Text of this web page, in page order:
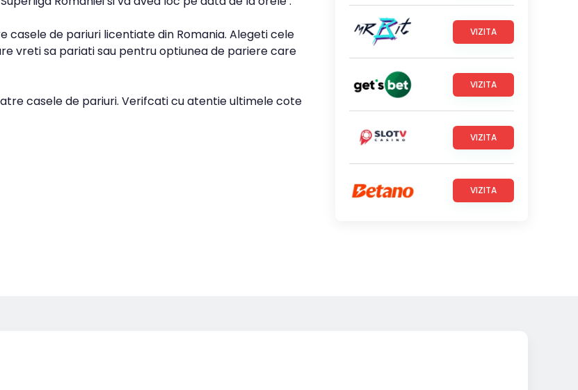
de pariuri licentiate din Romania. Alegeti cele
vreti sa pariati sau pentru optiunea de pariere care
casele de pariuri. Verifcati cu atentie ultimele cote
VIZITA
VIZITA
VIZITA
VIZITA